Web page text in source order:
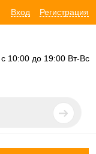
Вход Регистрация
с 10:00 до 19:00 Вт-Вс